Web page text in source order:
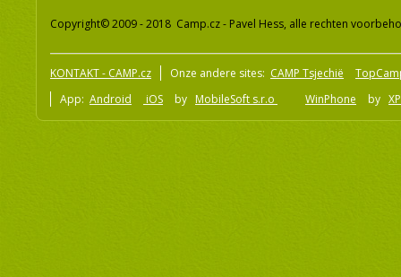
Copyright© 2009 - 2018 Camp.cz - Pavel Hess, alle rechten
KONTAKT - CAMP.cz Onze andere sites: CAMP Tsjechië
App: Android iOS by MobileSoft s.r.o WinPhone by